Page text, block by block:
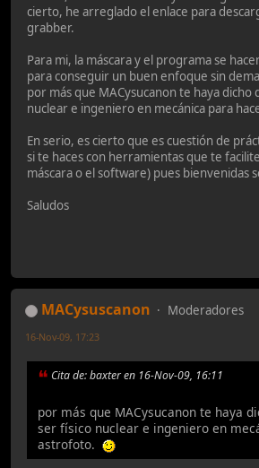
cierto, he arreglado el enlace para
grabber.
Para mi, la máscara y el programa se
para conseguir un buen enfoque sin
por más que MACysucanon te haya dicho
nuclear e ingeniero en mecánica para
En serio, es cierto que es cuestión de
si te haces con herramientas que te
máscara o el software) pues bienvenidas
Saludos
MACysuscanon
Moderadores
16-Nov-09, 17:23
Cita de: baxter en 16-Nov-09, 16:11
por más que MACysucanon te haya
ser físico nuclear e ingeniero en
astrofoto.